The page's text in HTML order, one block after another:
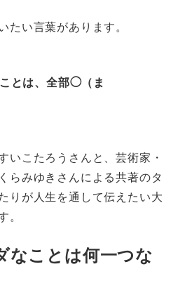
たい言葉があります。
ことは、全部◯（ま
いこたろうさんと、芸術家・
らみゆきさんによる共著のタ
りが人生を通して伝えたい大
。
なことは何一つな